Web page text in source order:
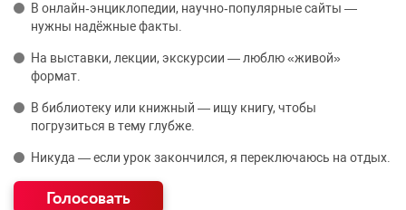
В онлайн‑энциклопедии, научно‑популярные сайты —
нужны надёжные факты.
На выставки, лекции, экскурсии — люблю «живой»
формат.
В библиотеку или книжный — ищу книгу, чтобы
погрузиться в тему глубже.
Никуда — если урок закончился, я переключаюсь на отдых.